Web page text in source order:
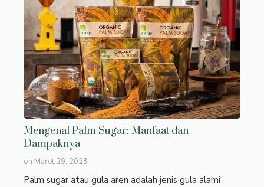
Mengenal Palm Sugar: Manfaat dan
Dampaknya
on Maret 29, 2023
Palm sugar atau gula aren adalah jenis gula alami